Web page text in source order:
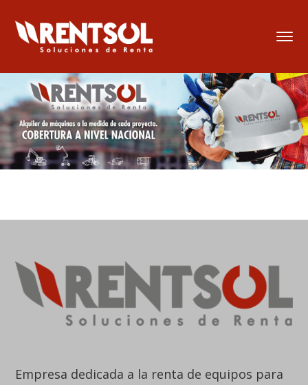
Empresa dedicada a la renta de equipos para